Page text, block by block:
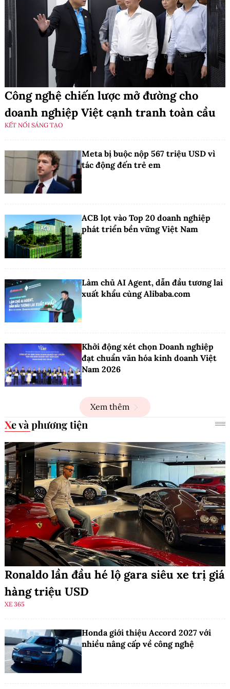
Công nghệ chiến lược mở đường cho
doanh nghiệp Việt cạnh tranh toàn cầu
KẾT NỐI SÁNG TẠO
Meta bị buộc nộp 567 triệu USD vì
tác động đến trẻ em
ACB lọt vào Top 20 doanh nghiệp
phát triển bền vững Việt Nam
Làm chủ AI Agent, dẫn đầu tương lai
xuất khẩu cùng Alibaba.com
Khởi động xét chọn Doanh nghiệp
đạt chuẩn văn hóa kinh doanh Việt
Nam 2026
Xem thêm
Xe và phương tiện
Ronaldo lần đầu hé lộ gara siêu xe trị giá
hàng triệu USD
XE 365
Honda giới thiệu Accord 2027 với
nhiều nâng cấp về công nghệ